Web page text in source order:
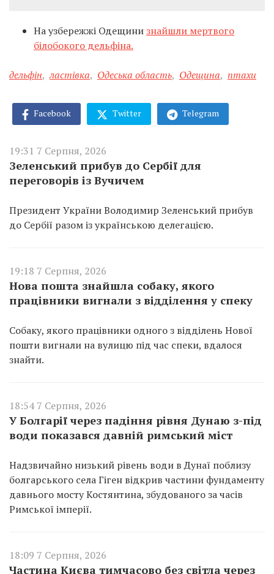
На узбережжі Одещинизнайшли мертвого
білобокого дельфіна.
дельфін, ластівка, Одеська область, Одещина, птахи
Facebook Twitter Telegram
19:31 7 Серпня, 2026
Зеленський прибув до Сербії для
переговорів із Вучичем
Президент України Володимир Зеленський прибув
до Сербії разом із українською делегацією.
19:18 7 Серпня, 2026
Нова пошта знайшла собаку, якого
працівники вигнали з відділення у спеку
Собаку, якого працівники одного з відділень Нової
пошти вигнали на вулицю під час спеки, вдалося
знайти.
18:54 7 Серпня, 2026
У Болгарії через падіння рівня Дунаю з-під
води показався давній римський міст
Надзвичайно низький рівень води в Дунаї поблизу
болгарського села Гіген відкрив частини фундаменту
давнього мосту Костянтина, збудованого за часів
Римської імперії.
18:09 7 Серпня, 2026
Частина Києва тимчасово без світла через